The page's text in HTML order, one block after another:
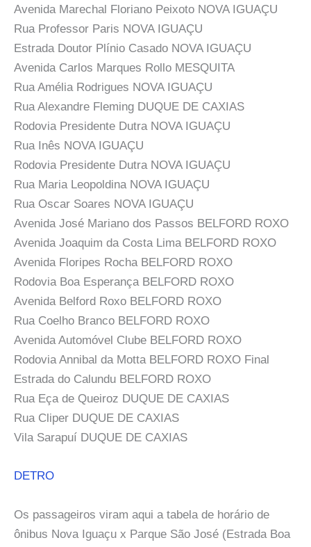
Avenida Marechal Floriano Peixoto NOVA IGUAÇU
Rua Professor Paris NOVA IGUAÇU
Estrada Doutor Plínio Casado NOVA IGUAÇU
Avenida Carlos Marques Rollo MESQUITA
Rua Amélia Rodrigues NOVA IGUAÇU
Rua Alexandre Fleming DUQUE DE CAXIAS
Rodovia Presidente Dutra NOVA IGUAÇU
Rua Inês NOVA IGUAÇU
Rodovia Presidente Dutra NOVA IGUAÇU
Rua Maria Leopoldina NOVA IGUAÇU
Rua Oscar Soares NOVA IGUAÇU
Avenida José Mariano dos Passos BELFORD ROXO
Avenida Joaquim da Costa Lima BELFORD ROXO
Avenida Floripes Rocha BELFORD ROXO
Rodovia Boa Esperança BELFORD ROXO
Avenida Belford Roxo BELFORD ROXO
Rua Coelho Branco BELFORD ROXO
Avenida Automóvel Clube BELFORD ROXO
Rodovia Annibal da Motta BELFORD ROXO Final
Estrada do Calundu BELFORD ROXO
Rua Eça de Queiroz DUQUE DE CAXIAS
Rua Cliper DUQUE DE CAXIAS
Vila Sarapuí DUQUE DE CAXIAS
DETRO
Os passageiros viram aqui a tabela de horário de
ônibus Nova Iguaçu x Parque São José (Estrada Boa